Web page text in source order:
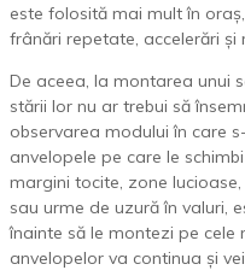
este folosită mai mult în
frânări repetate, accelerări și
De aceea, la montarea unui
stării lor nu ar trebui să
observarea modului în care
anvelopele pe care le
margini tocite, zone
sau urme de uzură în valuri,
înainte să le montezi pe cele
anvelopelor va continua și